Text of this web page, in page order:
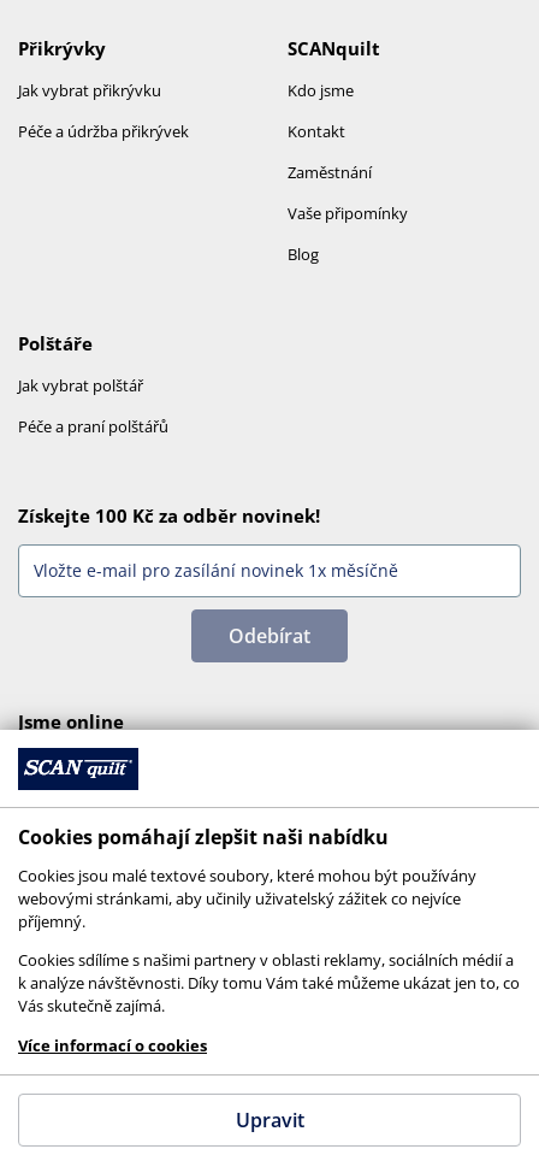
SCANquilt
Kdo jsme
Kontakt
Zaměstnání
Vaše připomínky
Blog
Přikrývky
Jak vybrat přikrývku
Péče a údržba přikrývek
Polštáře
Jak vybrat polštář
Péče a praní polštářů
Získejte 100 Kč za odběr novinek!
Odebírat
Jsme online
© 2026 SCANquilt - všechna práva vyhrazena
This site is protected by reCAPTCHA and the
GooglePrivacy PolicyandTerms of Serviceapply.
Cookies pomáhají zlepšit naši nabídku
Cookies jsou malé textové soubory, které mohou být používány
webovými stránkami, aby učinily uživatelský zážitek co nejvíce
příjemný.
Cookies sdílíme s našimi partnery v oblasti reklamy, sociálních médií a
k analýze návštěvnosti. Díky tomu Vám také můžeme ukázat jen to, co
Vás skutečně zajímá.
Více informací o cookies
Upravit